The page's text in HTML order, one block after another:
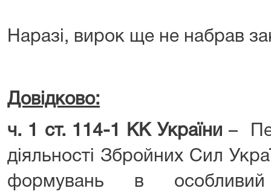
Наразі, вирок ще не набрав
Довідково:
ч. 1 ст. 114-1 КК України –
діяльності Збройних Сил
формувань в особливий